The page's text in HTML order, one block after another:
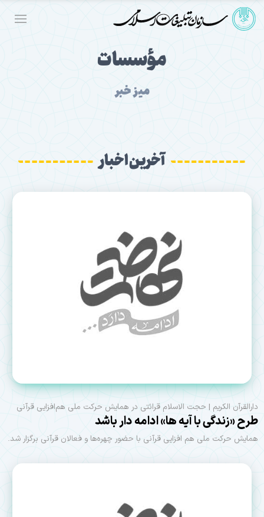
مؤسسات
میز خبر
آخرین اخبار
دارالقرآن الکریم | حجت الاسلام قرائتی در همایش حرکت ملی هم‌افزایی قرآنی
طرح «زندگی با آیه ها» ادامه دار باشد
همایش حرکت ملی هم افزایی قرآنی با حضور چهره‌ها و فعالان قرآنی برگزار شد.